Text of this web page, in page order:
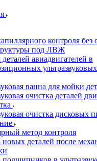
контроля без
под ЛВЖ
авиадвигателей в
ванна для мойки
очистка деталей
очистка дисковых
метод контроля
деталей после